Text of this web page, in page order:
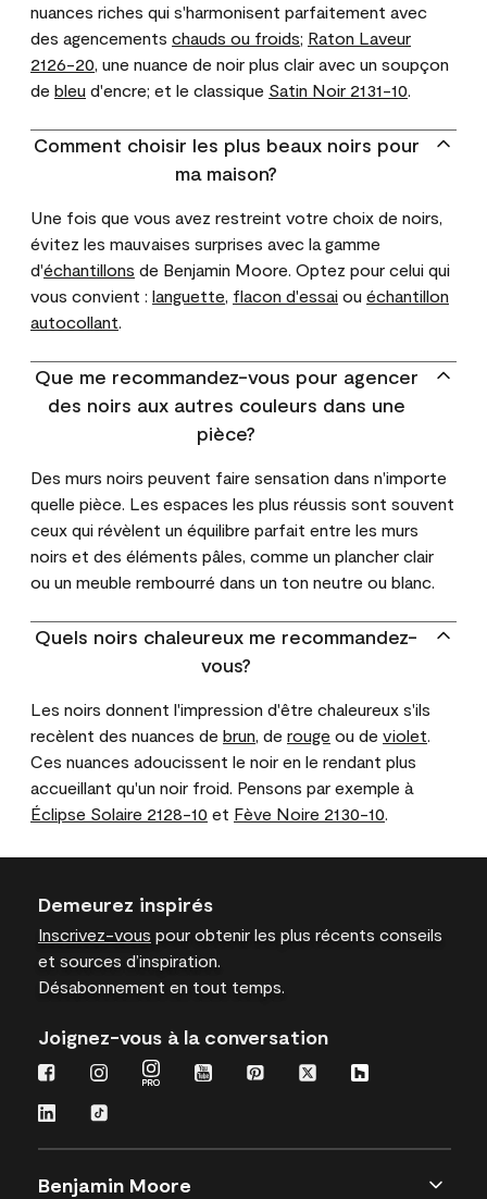
nuances riches qui s'harmonisent parfaitement avec
des agencements chauds ou froids; Raton Laveur
2126-20, une nuance de noir plus clair avec un soupçon
de bleu d'encre; et le classique Satin Noir 2131-10.
Comment choisir les plus beaux noirs pour
ma maison?
Une fois que vous avez restreint votre choix de noirs,
évitez les mauvaises surprises avec la gamme
d'échantillons de Benjamin Moore. Optez pour celui qui
vous convient : languette, flacon d'essai ou échantillon
autocollant.
Que me recommandez-vous pour agencer
des noirs aux autres couleurs dans une
pièce?
Des murs noirs peuvent faire sensation dans n'importe
quelle pièce. Les espaces les plus réussis sont souvent
ceux qui révèlent un équilibre parfait entre les murs
noirs et des éléments pâles, comme un plancher clair
ou un meuble rembourré dans un ton neutre ou blanc.
Quels noirs chaleureux me recommandez-
vous?
Les noirs donnent l'impression d'être chaleureux s'ils
recèlent des nuances de brun, de rouge ou de violet.
Ces nuances adoucissent le noir en le rendant plus
accueillant qu'un noir froid. Pensons par exemple à
Éclipse Solaire 2128-10 et Fève Noire 2130-10.
Demeurez inspirés
Inscrivez-vous pour obtenir les plus récents conseils
et sources d’inspiration.
Désabonnement en tout temps.
Joignez-vous à la conversation
Benjamin Moore